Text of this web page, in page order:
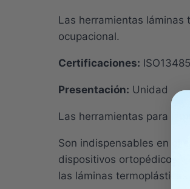
Las herramientas láminas
ocupacional.
Certificaciones:
Presentación: Unidad
Las herramientas para
Son indispensables en el
dispositivos ortopédicos
las láminas